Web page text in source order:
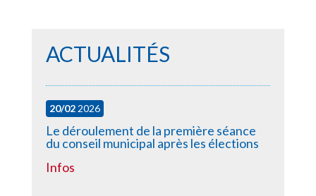
ACTUALITÉS
20/022026
Le déroulement de la première séance
du conseil municipal après les élections
Infos